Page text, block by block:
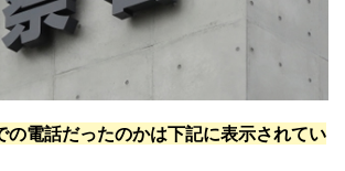
の電話だったのかは下記に表示されてい